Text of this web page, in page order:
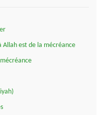
est de la mécréance